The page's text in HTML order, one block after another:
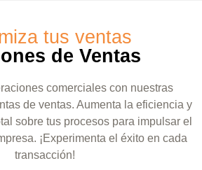
tus ventas
de Ventas
comerciales con nuestras
de ventas. Aumenta la eficiencia y
sobre tus procesos para impulsar el
¡Experimenta el éxito en cada
transacción!